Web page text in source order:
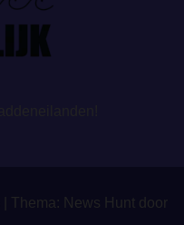
Thema: News Hunt door